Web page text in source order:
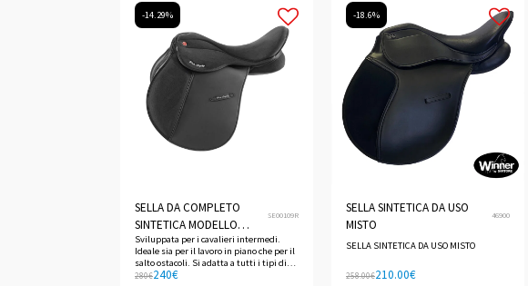
-14.29%
SELLA DA COMPLETO
SINTETICA MODELLO
FIRENZE
SE00109R
Sviluppata per i cavalieri intermedi.
Ideale sia per il lavoro in piano che per il
salto ostacoli. Si adatta a tutti i tipi di
cavallo grazie al sistema Quick Fit con
280€240€
-18.6%
SELLA SINTETICA DA USO
MISTO
46900
SELLA SINTETICA DA USO MISTO
258.00€210.00€